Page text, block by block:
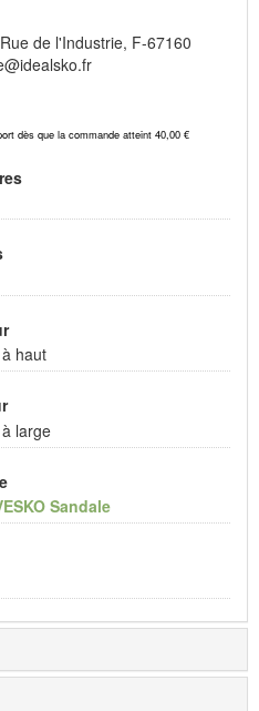
de l'Industrie, F-67160
dès que la commande atteint 40,00 €
haut
large
Sandale